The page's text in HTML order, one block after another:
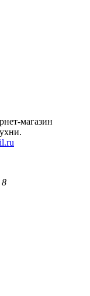
магазин
8